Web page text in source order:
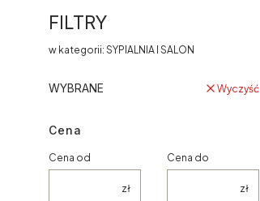
FILTRY
w kategorii: SYPIALNIA I SALON
WYBRANE Wyczyść
Cena
Cena od
zł
Cena do
zł